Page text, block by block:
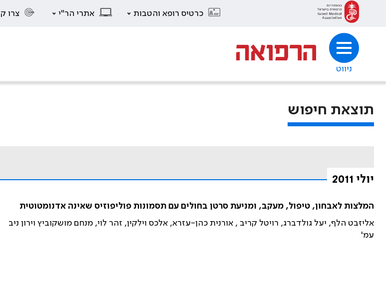
כרטיס רופא והטבות אתרי הר"י צרו
ניווט
תוצאת חיפוש
יולי 2011
המלצות לאבחון, טיפול, מעקב, ומניעת סרטן בחולים עם תסמונות פוליפוזיס שאינה אדנומטוטית
אליזבט הלף, יעל גולדברג, רויטל קריב , אורנית כהן-עזרא, אלכס וילקין, זהר לוי, מנחם מושקוביץ וירון ניב
עמ'